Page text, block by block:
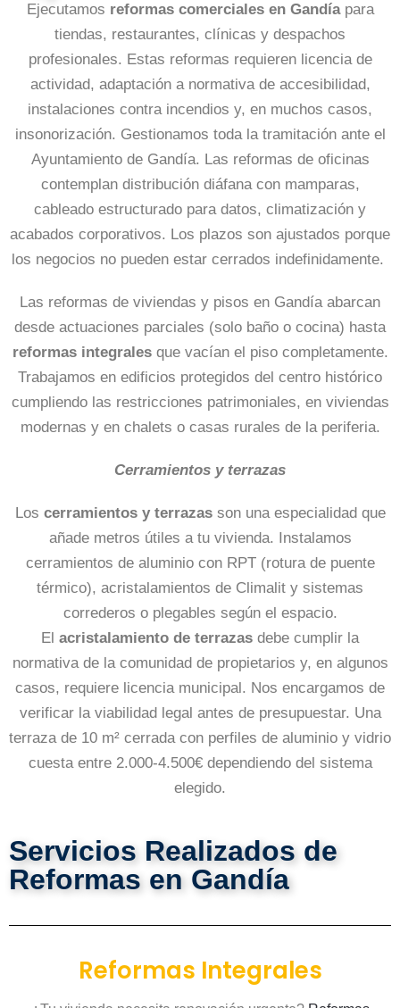
Ejecutamos reformas comerciales en Gandíapara
tiendas, restaurantes, clínicas y despachos
profesionales. Estas reformas requieren licencia de
actividad, adaptación a normativa de accesibilidad,
instalaciones contra incendios y, en muchos casos,
insonorización. Gestionamos toda la tramitación ante el
Ayuntamiento de Gandía. Las reformas de oficinas
contemplan distribución diáfana con mamparas,
cableado estructurado para datos, climatización y
acabados corporativos. Los plazos son ajustados porque
los negocios no pueden estar cerrados indefinidamente.
Las reformas de viviendas y pisos en Gandía abarcan
desde actuaciones parciales (solo baño o cocina) hasta
reformas integralesque vacían el piso completamente.
Trabajamos en edificios protegidos del centro histórico
cumpliendo las restricciones patrimoniales, en viviendas
modernas y en chalets o casas rurales de la periferia.
Cerramientos y terrazas
Los cerramientos y terrazasson una especialidad que
añade metros útiles a tu vivienda. Instalamos
cerramientos de aluminio con RPT (rotura de puente
térmico), acristalamientos de Climalit y sistemas
correderos o plegables según el espacio.
El acristalamiento de terrazas debe cumplir la
normativa de la comunidad de propietarios y, en algunos
casos, requiere licencia municipal. Nos encargamos de
verificar la viabilidad legal antes de presupuestar. Una
terraza de 10 m² cerrada con perfiles de aluminio y vidrio
cuesta entre 2.000-4.500€ dependiendo del sistema
elegido.
Servicios Realizados de
Reformas en Gandía
Reformas Integrales